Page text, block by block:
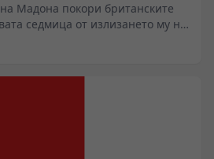
Мадона покори британските
седмица от излизането му на